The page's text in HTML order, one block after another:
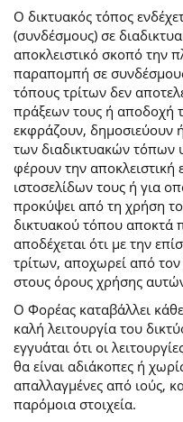
O δικτυακός τόπος
(συνδέσμους) σε
αποκλειστικό σκοπό την
παραπομπή σε
τόπους τρίτων δεν
πράξεων τους ή αποδοχή
εκφράζουν, δημοσιεύουν
των διαδικτυακών τόπων
φέρουν την αποκλειστική
ιστοσελίδων τους ή για
προκύψει από τη χρήση
δικτυακού τόπου αποκτά
αποδέχεται ότι με την
τρίτων, αποχωρεί από τον
στους όρους χρήσης
Ο Φορέας καταβάλλει
καλή λειτουργία του
εγγυάται ότι οι
θα είναι αδιάκοπες ή
απαλλαγμένες από ιούς,
παρόμοια στοιχεία.